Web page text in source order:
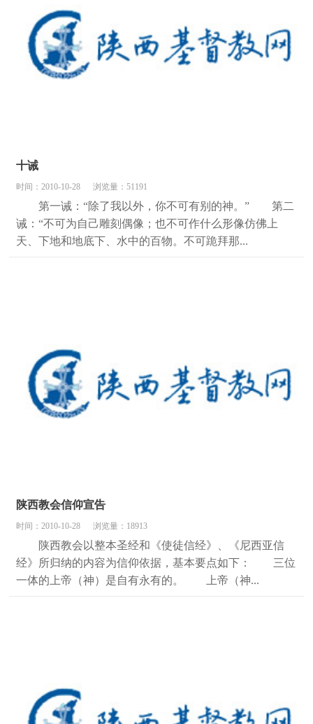
十诫
时间：2010-10-28 浏览量：51191
第一诫：“除了我以外，你不可有别的神。” 第二
诫：“不可为自己雕刻偶像；也不可作什么形像仿佛上
天、下地和地底下、水中的百物。不可跪拜那...
陕西教会信仰宣告
时间：2010-10-28 浏览量：18913
陕西教会以整本圣经和《使徒信经》、《尼西亚信
经》所归纳的内容为信仰依据，基本要点如下： 三位
一体的上帝（神）是自有永有的。 上帝（神...